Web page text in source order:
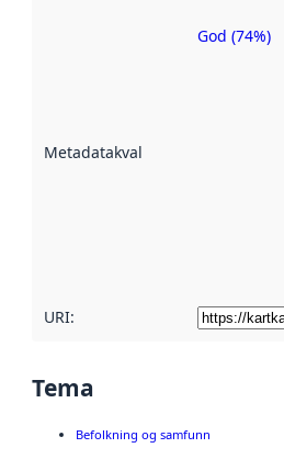
Metadatakvalitet
Metadatakvalitet
God (74%)
URI:
Tema
Befolkning og samfunn